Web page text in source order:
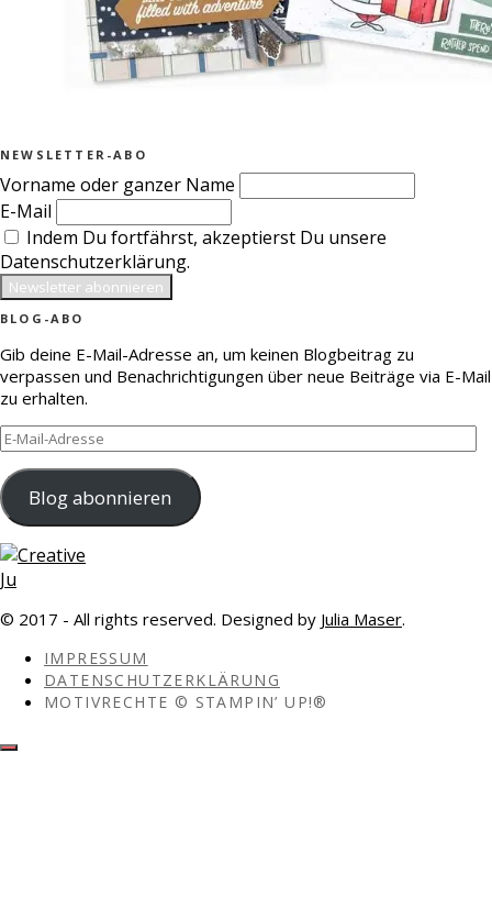
NEWSLETTER-ABO
Vorname oder ganzer Name
E-Mail
Indem Du fortfährst, akzeptierst Du unsere
Datenschutzerklärung.
BLOG-ABO
Gib deine E-Mail-Adresse an, um keinen Blogbeitrag zu
verpassen und Benachrichtigungen über neue Beiträge via E-Mail
zu erhalten.
E-
Mail-
Adresse
Blog abonnieren
© 2017 - All rights reserved. Designed by Julia Maser.
IMPRESSUM
DATENSCHUTZERKLÄRUNG
MOTIVRECHTE © STAMPIN’ UP!®